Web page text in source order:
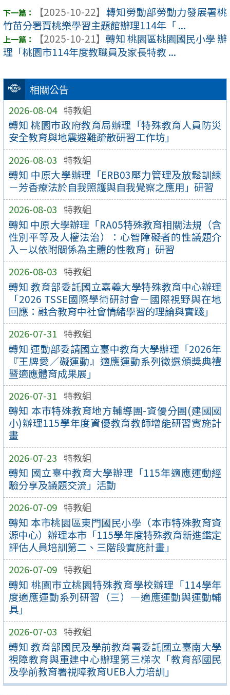
相關公告
2026-08-04 特教組
轉知 桃園市政府教育局辦理「特殊教育人員防災
安全教育與地震避難疏散研習工作坊」
2026-08-03 特教組
轉知 中原大學辦理「ERB03壓力管理及放鬆訓練
－芳香療法於自我照護與自我覺察之應用」研習
2026-08-03 特教組
轉知 中原大學辦理「RA05特殊教育相關法規（含
性別平等及人權法治）：心智障礙者的性議題介
入－以依附關係為主體的性教育」研習
2026-08-03 特教組
轉知 教育部委託國立嘉義大學特殊教育中心辦理
「2026 TSSE國際學術研討會－國際視野與在地
回應：融合教育中社會情緒學習的理論與實踐」
2026-07-31 特教組
轉知 運動部委請國立臺中教育大學辦理「2026年
『王牌愛／礙運動』適應運動系列徵選頒獎典禮
暨適應體育成果展」
2026-07-31 特教組
轉知 本市特殊教育地方輔導團-資優分團(建國國
小)辦理115學年度資優教育教師增能研習實施計
畫
2026-07-23 特教組
轉知 國立臺中教育大學辦理「115年適應運動經
驗分享及議題交流」活動
2026-07-09 特教組
轉知 本市桃園區東門國民小學（本市特殊教育資
源中心）辦理本市「115學年度特殊教育新進鑑定
評估人員培訓第二、三階段實施計畫」
2026-07-09 特教組
轉知 桃園市立桃園特殊教育學校辦理「114學年
度適應運動系列研習（三）—適應運動與運動輔
具」
2026-07-03 特教組
轉知 教育部國民及學前教育署委託國立臺南大學
視障教育與重建中心辦理第三梯次「教育部國民
及學前教育署視障教育UEB人力培訓」
【2025-10-22】 轉知勞動部勞動力發展署桃
竹苗分署賈桃樂學習主題館辦理114年「 ...
【2025-10-21】 轉知 桃園區桃園國民小學 辦
理「桃園市114年度教職員及家長特教 ...